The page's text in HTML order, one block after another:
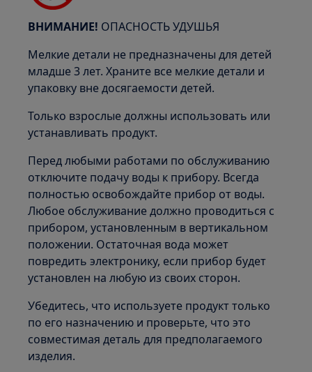
ВНИМАНИЕ! ОПАСНОСТЬ УДУШЬЯ
Мелкие детали не предназначены для детей
младше 3 лет. Храните все мелкие детали и
упаковку вне досягаемости детей.
Только взрослые должны использовать или
устанавливать продукт.
Перед любыми работами по обслуживанию
отключите подачу воды к прибору. Всегда
полностью освобождайте прибор от воды.
Любое обслуживание должно проводиться с
прибором, установленным в вертикальном
положении. Остаточная вода может
повредить электронику, если прибор будет
установлен на любую из своих сторон.
Убедитесь, что используете продукт только
по его назначению и проверьте, что это
совместимая деталь для предполагаемого
изделия.